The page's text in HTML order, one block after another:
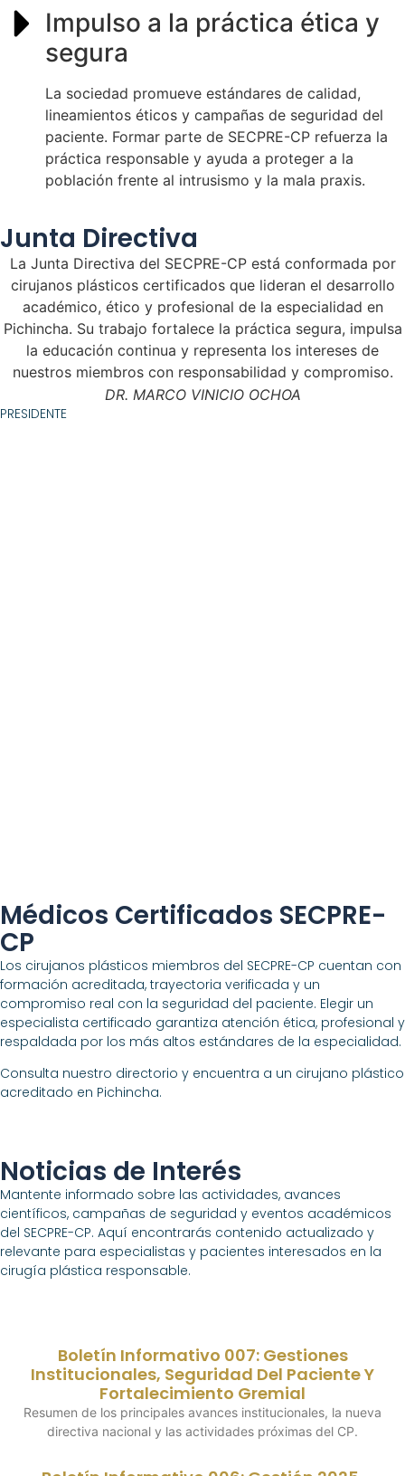
Impulso a la práctica ética y
segura
La sociedad promueve estándares de calidad,
lineamientos éticos y campañas de seguridad del
paciente. Formar parte de SECPRE-CP refuerza la
práctica responsable y ayuda a proteger a la
población frente al intrusismo y la mala praxis.
Junta Directiva
La Junta Directiva del SECPRE-CP está conformada por
cirujanos plásticos certificados que lideran el desarrollo
académico, ético y profesional de la especialidad en
Pichincha. Su trabajo fortalece la práctica segura, impulsa
la educación continua y representa los intereses de
nuestros miembros con responsabilidad y compromiso.
DR. MARCO VINICIO OCHOA
PRESIDENTE
Médicos Certificados SECPRE-
CP
Los cirujanos plásticos miembros del SECPRE-CP cuentan con
formación acreditada, trayectoria verificada y un
compromiso real con la seguridad del paciente. Elegir un
especialista certificado garantiza atención ética, profesional y
respaldada por los más altos estándares de la especialidad.
Consulta nuestro directorio y encuentra a un cirujano plástico
acreditado en Pichincha.
Noticias de Interés
Mantente informado sobre las actividades, avances
científicos, campañas de seguridad y eventos académicos
del SECPRE-CP. Aquí encontrarás contenido actualizado y
relevante para especialistas y pacientes interesados en la
cirugía plástica responsable.
Boletín Informativo 007: Gestiones
Institucionales, Seguridad Del Paciente Y
Fortalecimiento Gremial
Resumen de los principales avances institucionales, la nueva
directiva nacional y las actividades próximas del CP.